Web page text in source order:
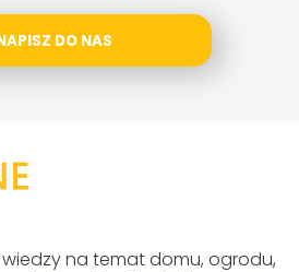
DO NAS
wiedzy na temat domu, ogrodu,